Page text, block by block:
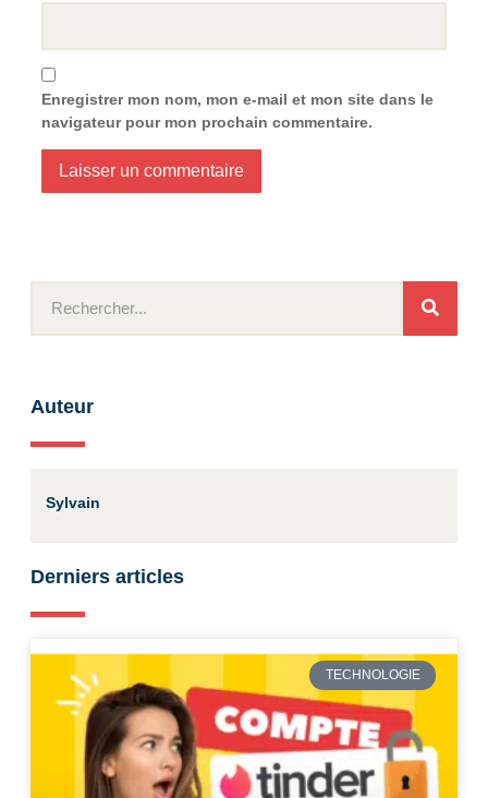
Enregistrer mon nom, mon e-mail et mon site dans le
navigateur pour mon prochain commentaire.
Auteur
Sylvain
Derniers articles
TECHNOLOGIE